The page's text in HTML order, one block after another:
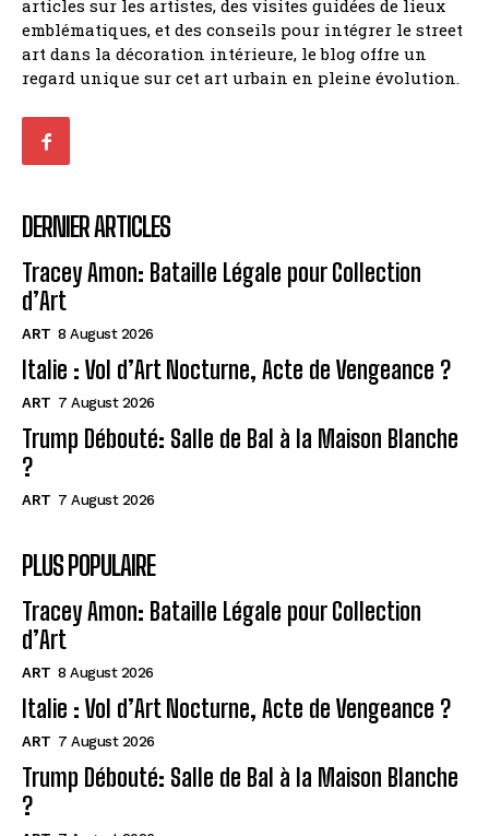
articles sur les artistes, des visites guidées de lieux
emblématiques, et des conseils pour intégrer le street
art dans la décoration intérieure, le blog offre un
regard unique sur cet art urbain en pleine évolution.
DERNIER ARTICLES
Tracey Amon: Bataille Légale pour Collection
d’Art
ART 8 August 2026
Italie : Vol d’Art Nocturne, Acte de Vengeance ?
ART 7 August 2026
Trump Débouté: Salle de Bal à la Maison Blanche
?
ART 7 August 2026
PLUS POPULAIRE
Tracey Amon: Bataille Légale pour Collection
d’Art
ART 8 August 2026
Italie : Vol d’Art Nocturne, Acte de Vengeance ?
ART 7 August 2026
Trump Débouté: Salle de Bal à la Maison Blanche
?